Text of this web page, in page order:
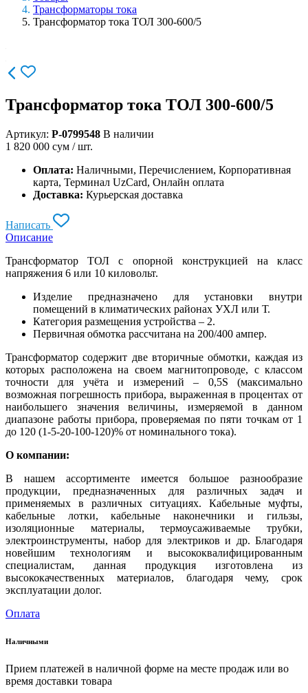
Трансформаторы тока
Трансформатор тока ТОЛ 300-600/5
Трансформатор тока ТОЛ 300-600/5
Артикул: P-0799548 В наличии
1 820 000 сум / шт.
Оплата: Наличными, Перечислением, Корпоративная
карта, Терминал UzCard, Онлайн оплата
Доставка: Курьерская доставка
Написать
Описание
Трансформатор ТОЛ с опорной конструкцией на класс
напряжения 6 или 10 киловольт.
Изделие предназначено для установки внутри
помещений в климатических районах УХЛ или Т.
Категория размещения устройства – 2.
Первичная обмотка рассчитана на 200/400 ампер.
Трансформатор содержит две вторичные обмотки, каждая из
которых расположена на своем магнитопроводе, с классом
точности для учёта и измерений – 0,5S (максимально
возможная погрешность прибора, выраженная в процентах от
наибольшего значения величины, измеряемой в данном
диапазоне работы прибора, проверяемая по пяти точкам от 1
до 120 (1-5-20-100-120)% от номинального тока).
О компании:
В нашем ассортименте имеется большое разнообразие
продукции, предназначенных для различных задач и
применяемых в различных ситуациях. Кабельные муфты,
кабельные лотки, кабельные наконечники и гильзы,
изоляционные материалы, термоусаживаемые трубки,
электроинструменты, набор для электриков и др. Благодаря
новейшим технологиям и высококвалифицированным
специалистам, данная продукция изготовлена из
высококачественных материалов, благодаря чему, срок
эксплуатации долог.
Оплата
Наличными
Прием платежей в наличной форме на месте продаж или во
время доставки товара